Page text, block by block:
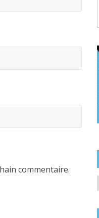
commentaire.